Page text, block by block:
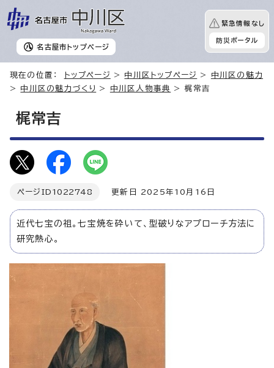
名古屋市 トップページ
緊急情報なし
防災ポータル
現在の位置： トップページ > 中川区トップページ > 中川区の魅力
> 中川区の魅力づくり > 中川区人物事典 > 梶常吉
梶常吉
ページID 1022748 更新日 2025年10月16日
近代七宝の祖。七宝焼を砕いて、型破りなアプローチ方法に
研究熱心。